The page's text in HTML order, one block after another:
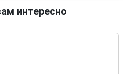
интересно